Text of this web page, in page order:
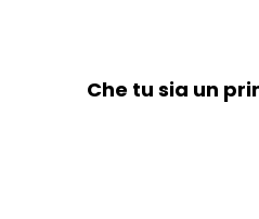
Che tu sia un